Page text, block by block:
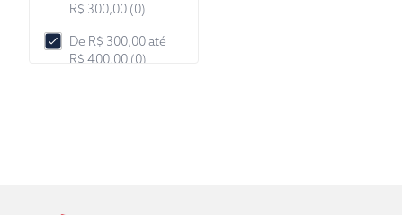
R$ 300,00 (0)
De R$ 300,00 até
R$ 400,00 (0)